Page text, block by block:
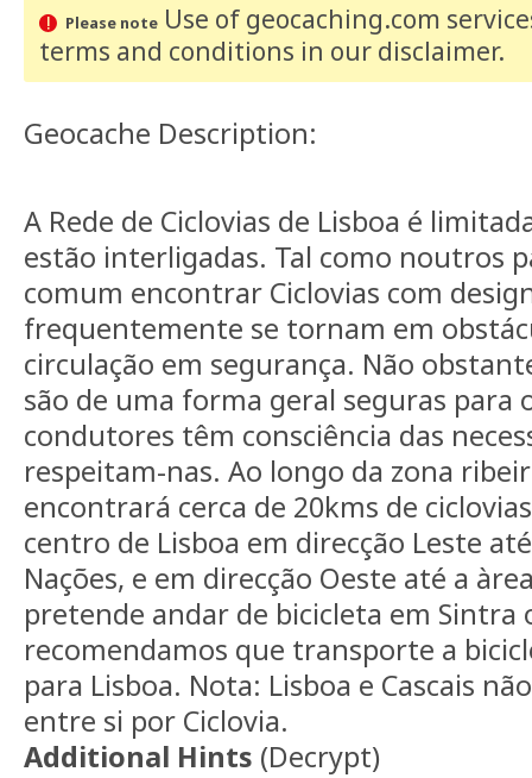
Please noteUse of geocaching.com
terms and conditions in our disclaimer.
Geocache Description:
A Rede de Ciclovias de Lisboa é
estão interligadas. Tal como noutros
comum encontrar Ciclovias com
frequentemente se tornam em
circulação em segurança. Não
são de uma forma geral seguras para
condutores têm consciência das
respeitam-nas. Ao longo da zona
encontrará cerca de 20kms de
centro de Lisboa em direcção Leste
Nações, e em direcção Oeste até a
pretende andar de bicicleta em Sintra
recomendamos que transporte a
para Lisboa. Nota: Lisboa e Cascais
entre si por Ciclovia.
Additional Hints (Decrypt)